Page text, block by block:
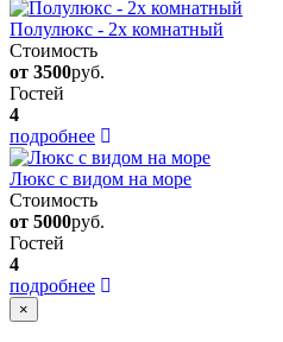
Полулюкс - 2х комнатный
Стоимость
от 3500руб.
Гостей
4
подробнее
Люкс с видом на море
Стоимость
от 5000руб.
Гостей
4
подробнее
×